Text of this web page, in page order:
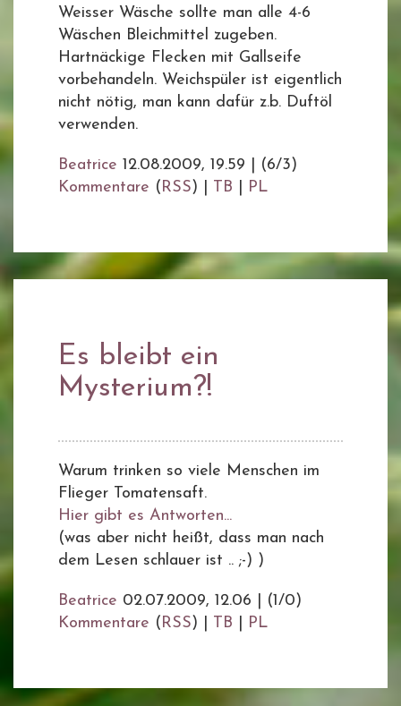
Weisser Wäsche sollte man alle 4-6
Wäschen Bleichmittel zugeben.
Hartnäckige Flecken mit Gallseife
vorbehandeln. Weichspüler ist eigentlich
nicht nötig, man kann dafür z.b. Duftöl
verwenden.
Beatrice 12.08.2009, 19.59
(6/3)
Kommentare (RSS) | TB PL
Es bleibt ein
Mysterium?!
Warum trinken so viele Menschen im
Flieger Tomatensaft.
Hier gibt es Antworten...
(was aber nicht heißt, dass man nach
dem Lesen schlauer ist .. ;-) )
Beatrice 02.07.2009, 12.06
(1/0)
Kommentare (RSS) | TB PL